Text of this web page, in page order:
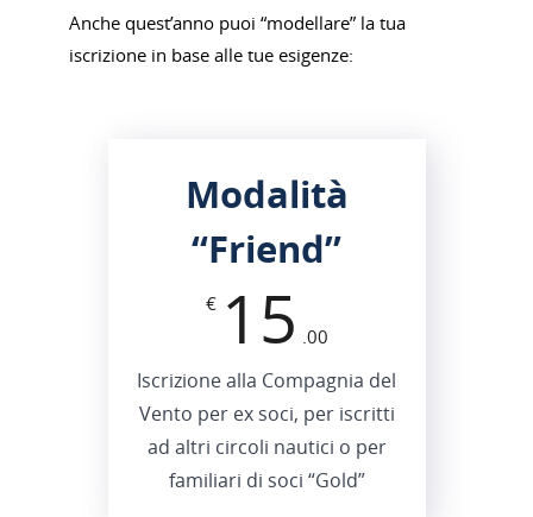
Anche quest’anno puoi “modellare” la tua
iscrizione in base alle tue esigenze:
Modalità
“Friend”
€ 15 .00
Iscrizione alla Compagnia del
Vento per ex soci, per iscritti
ad altri circoli nautici o per
familiari di soci “Gold”